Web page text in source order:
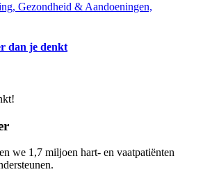
Gezondheid & Aandoeningen,
dan je denkt
we 1,7 miljoen hart- en vaatpatiënten